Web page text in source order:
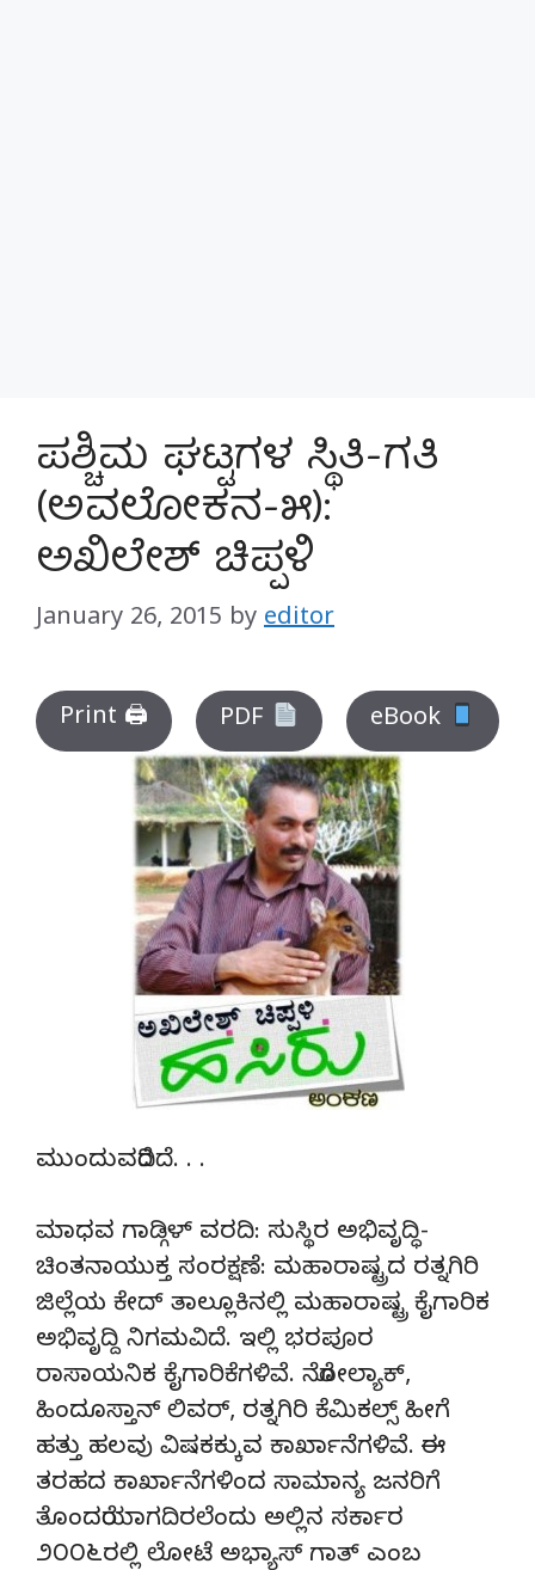
ಪಶ್ಚಿಮ ಘಟ್ಟಗಳ ಸ್ಥಿತಿ-ಗತಿ
(ಅವಲೋಕನ-೫):
ಅಖಿಲೇಶ್ ಚಿಪ್ಪಳಿ
January 26, 2015 by editor
Print 🖨 PDF eBook
ಮುಂದುವರೆದಿದೆ. . .
ಮಾಧವ ಗಾಡ್ಗಿಳ್ ವರದಿ: ಸುಸ್ಥಿರ ಅಭಿವೃದ್ಧಿ-
ಚಿಂತನಾಯುಕ್ತ ಸಂರಕ್ಷಣೆ: ಮಹಾರಾಷ್ಟ್ರದ ರತ್ನಗಿರಿ
ಜಿಲ್ಲೆಯ ಕೇದ್ ತಾಲ್ಲೂಕಿನಲ್ಲಿ ಮಹಾರಾಷ್ಟ್ರ ಕೈಗಾರಿಕ
ಅಭಿವೃದ್ದಿ ನಿಗಮವಿದೆ. ಇಲ್ಲಿ ಭರಪೂರ
ರಾಸಾಯನಿಕ ಕೈಗಾರಿಕೆಗಳಿವೆ. ನೆರೋಲ್ಯಾಕ್,
ಹಿಂದೂಸ್ತಾನ್ ಲಿವರ್, ರತ್ನಗಿರಿ ಕೆಮಿಕಲ್ಸ್ ಹೀಗೆ
ಹತ್ತು ಹಲವು ವಿಷಕಕ್ಕುವ ಕಾರ್ಖಾನೆಗಳಿವೆ. ಈ
ತರಹದ ಕಾರ್ಖಾನೆಗಳಿಂದ ಸಾಮಾನ್ಯ ಜನರಿಗೆ
ತೊಂದರೆಯಾಗದಿರಲೆಂದು ಅಲ್ಲಿನ ಸರ್ಕಾರ
೨೦೦೬ರಲ್ಲಿ ಲೋಟೆ ಅಭ್ಯಾಸ್ ಗಾತ್ ಎಂಬ